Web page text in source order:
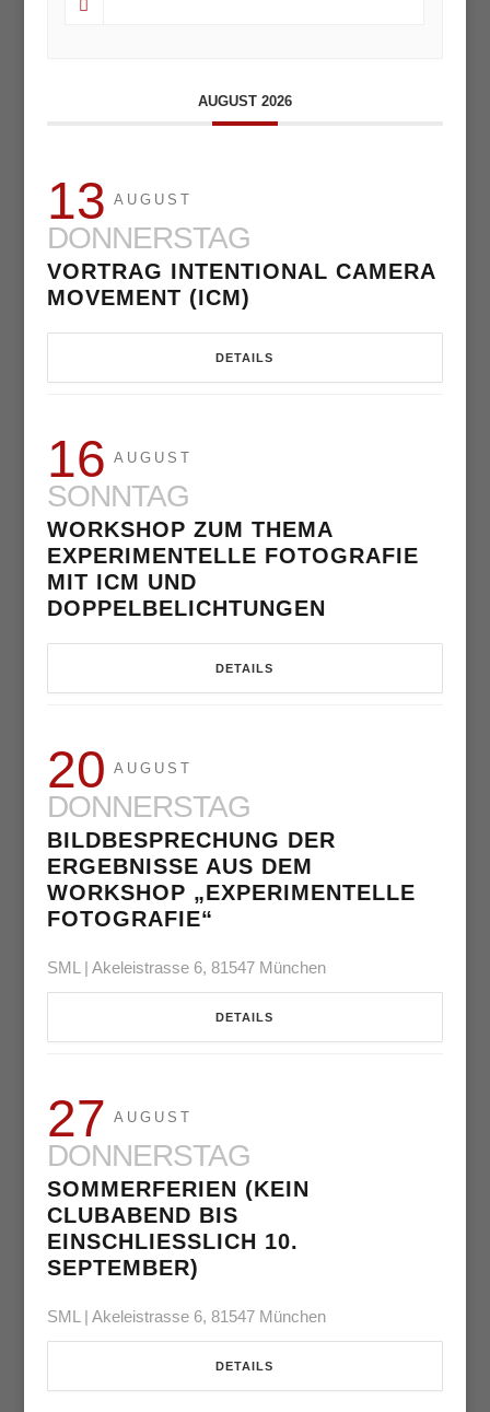
AUGUST 2026
13 AUGUST
DONNERSTAG
VORTRAG INTENTIONAL CAMERA
MOVEMENT (ICM)
DETAILS
16 AUGUST
SONNTAG
WORKSHOP ZUM THEMA
EXPERIMENTELLE FOTOGRAFIE
MIT ICM UND
DOPPELBELICHTUNGEN
DETAILS
20 AUGUST
DONNERSTAG
BILDBESPRECHUNG DER
ERGEBNISSE AUS DEM
WORKSHOP „EXPERIMENTELLE
FOTOGRAFIE“
SML | Akeleistrasse 6, 81547 München
DETAILS
27 AUGUST
DONNERSTAG
SOMMERFERIEN (KEIN
CLUBABEND BIS
EINSCHLIESSLICH 10. S
EPTEMBER)
SML | Akeleistrasse 6, 81547 München
DETAILS